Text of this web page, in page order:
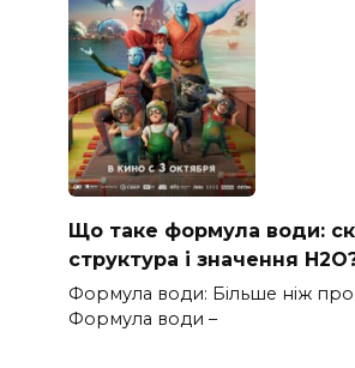
Що таке формула води:
структура і значення
Формула води: Більше ніж
Формула води –